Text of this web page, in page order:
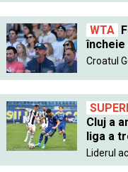
WTA
încheie
Croatul
Cluj a
liga a
Liderul